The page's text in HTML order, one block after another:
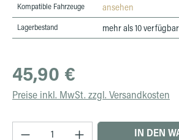
Kompatible Fahrzeuge ansehen
Lagerbestand mehr als 10 verfügbar
Regulärer Preis:
45,90 €
Preise inkl. MwSt. zzgl. Versandkosten
Produkt Anzahl: Gib den
IN DEN